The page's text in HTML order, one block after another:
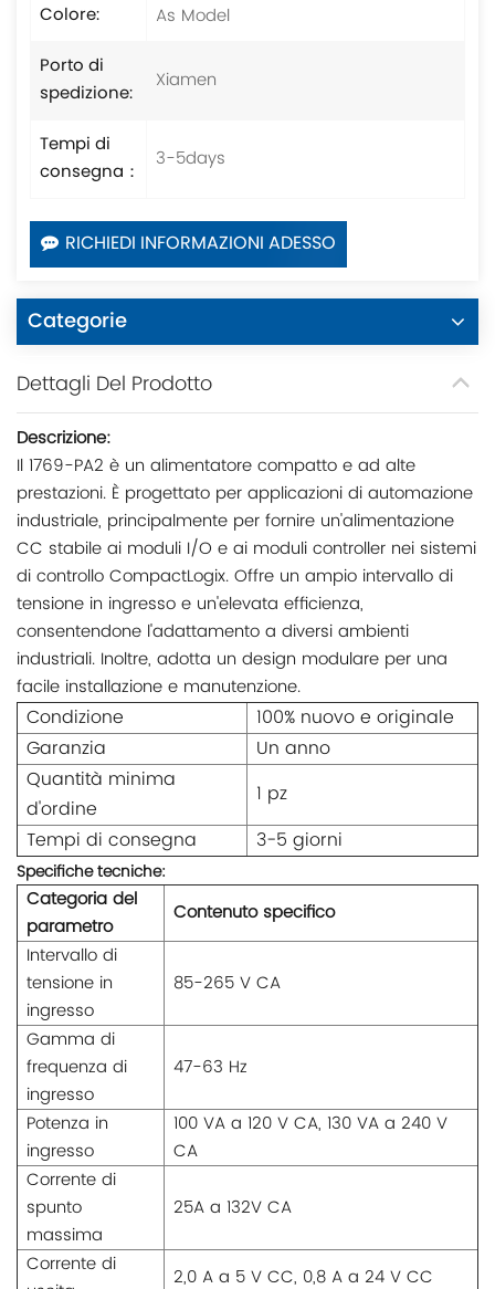
Colore:
As Model
Porto di
spedizione:
Xiamen
Tempi di
consegna：
3-5days
RICHIEDI INFORMAZIONI ADESSO
Categorie
Dettagli Del Prodotto
Descrizione:
Il 1769-PA2 è un alimentatore compatto e ad alte
prestazioni. È progettato per applicazioni di automazione
industriale, principalmente per fornire un'alimentazione
CC stabile ai moduli I/O e ai moduli controller nei sistemi
di controllo CompactLogix. Offre un ampio intervallo di
tensione in ingresso e un'elevata efficienza,
consentendone l'adattamento a diversi ambienti
industriali. Inoltre, adotta un design modulare per una
facile installazione e manutenzione.
Condizione
100% nuovo e originale
Garanzia
Un anno
Quantità minima
d'ordine
1 pz
Tempi di consegna
3-5 giorni
Specifiche tecniche:
Categoria del
parametro
Contenuto specifico
Intervallo di
tensione in
ingresso
85-265 V CA
Gamma di
frequenza di
ingresso
47-63 Hz
Potenza in
ingresso
100 VA a 120 V CA, 130 VA a 240 V
CA
Corrente di
spunto
massima
25A a 132V CA
Corrente di
2,0 A a 5 V CC, 0,8 A a 24 V CC